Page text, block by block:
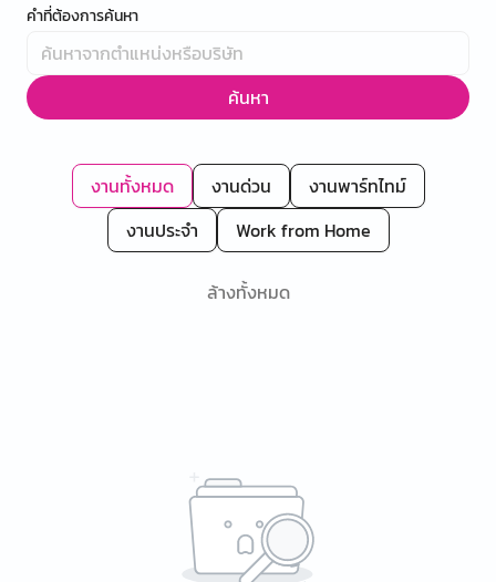
คำที่ต้องการค้นหา
ค้นหา
งานทั้งหมด งานด่วน
งานพาร์ทไทม์
งานประจำ
Work from Home
ล้างทั้งหมด